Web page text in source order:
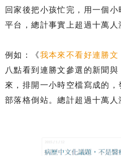
回家後把小孩忙完，用一個
平台，總計事實上超過十萬人
例如：《我本來不看好連勝文
八點看到連勝文參選的新聞與
來，排開一小時空檔寫成的
部落格倒站。總計超過十萬人